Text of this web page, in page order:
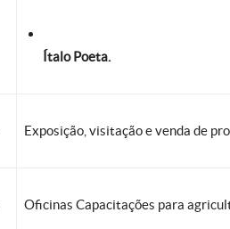
Ítalo Poeta.
Exposição, visitação e venda de
Oficinas Capacitações para